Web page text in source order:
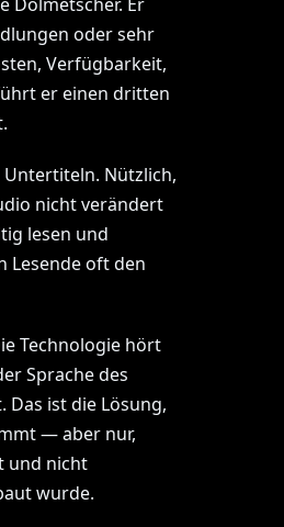
oder sehr
Verfügbarkeit,
er einen dritten
Nützlich,
nicht verändert
lesen und
Lesende oft den
Technologie hört
Sprache des
ist die Lösung,
— aber nur,
und nicht
wurde.